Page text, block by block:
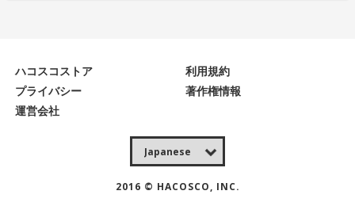
ハコスコストア
利用規約
プライバシー
著作権情報
運営会社
2016 © HACOSCO, INC.